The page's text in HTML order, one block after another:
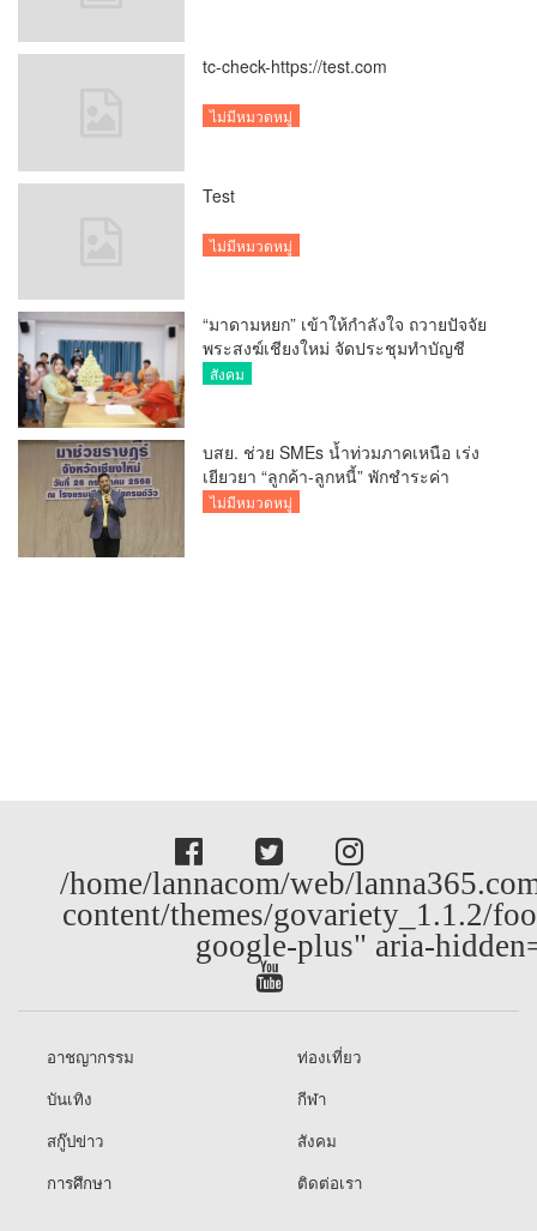
tc-check-https://test.com
ไม่มีหมวดหมู่
Test
ไม่มีหมวดหมู่
“มาดามหยก” เข้าให้กำลังใจ ถวายปัจจัย
พระสงฆ์เชียงใหม่ จัดประชุมทำบัญชี
รายรับรายจ่ายของวัด กว่า 300 รูป ที่วัด
สังคม
บสย. ช่วย SMEs น้ำท่วมภาคเหนือ เร่ง
เยียวยา “ลูกค้า-ลูกหนี้” พักชำระค่า
ธรรมเนียม-ค่างวด
ไม่มีหมวดหมู่
/home/lannacom/web/
content/themes/govariety_1.1.2/
google-plus" aria-
อาชญากรรม
ท่องเที่ยว
บันเทิง
กีฬา
สกู๊ปข่าว
สังคม
การศึกษา
ติดต่อเรา